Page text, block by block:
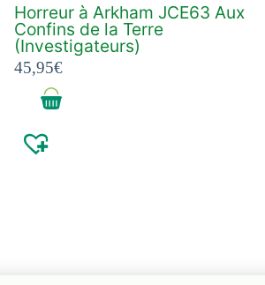
Horreur à Arkham JCE63 Aux
Confins de la Terre
(Investigateurs)
45,95€